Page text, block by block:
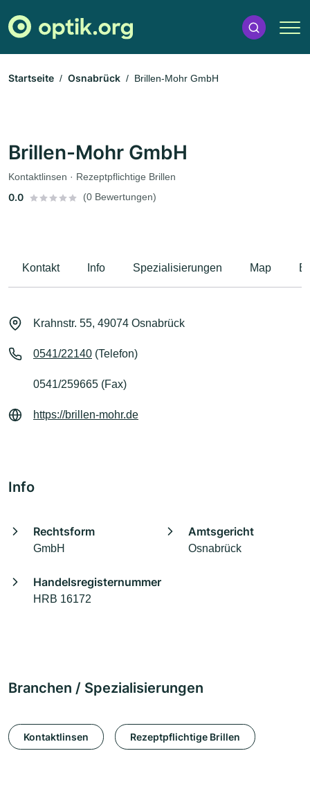
Startseite Osnabrück Brillen-Mohr GmbH
Brillen-Mohr GmbH
Kontaktlinsen · Rezeptpflichtige Brillen
0.0 (0 Bewertungen)
Kontakt Info Spezialisierungen Map
Krahnstr. 55, 49074 Osnabrück
0541/22140 (Telefon)
0541/259665 (Fax)
https://brillen-mohr.de
Info
Rechtsform
GmbH
Amtsgericht
Osnabrück
Handelsregisternummer
HRB 16172
Branchen / Spezialisierungen
Kontaktlinsen Rezeptpflichtige Brillen